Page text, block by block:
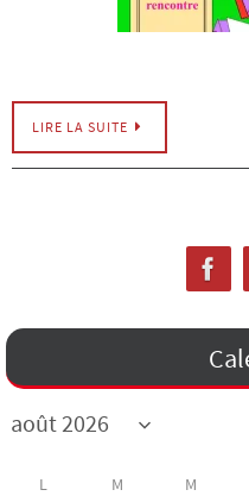
LIRE LA SUITE
L M M